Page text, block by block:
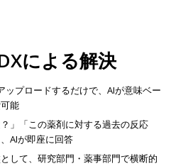
による解決
ップロードするだけで、AIが意味ベー
能
」「この薬剤に対する過去の反応
AIが即座に回答
して、研究部門・薬事部門で横断的